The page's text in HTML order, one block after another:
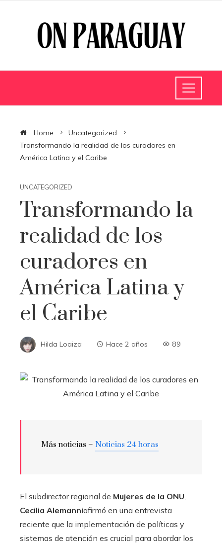
Home
Uncategorized
Transformando la realidad de los curadores en
América Latina y el Caribe
UNCATEGORIZED
Transformando la
realidad de los
curadores en
América Latina y
el Caribe
Hilda Loaiza Hace 2 años 89
Más noticias – Noticias 24 horas
El subdirector regional de Mujeres de la ONU
Cecilia Alemanniafirmó en una entrevista
reciente que la implementación de políticas y
sistemas de atención es crucial para abordar los